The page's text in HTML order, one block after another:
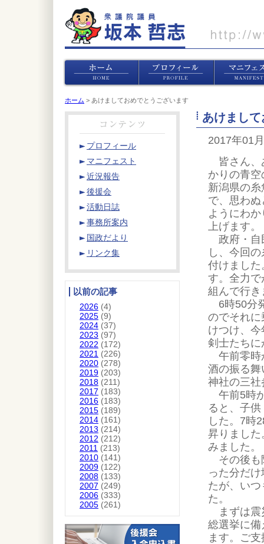
ホーム > あけましておめでとうございます
プロフィール
マニフェスト
近況報告
後援会
活動日誌
事務所案内
国政だより
リンク集
以前の記事
2026 (4)
2025 (9)
2024 (37)
2023 (97)
2022 (172)
2021 (226)
2020 (278)
2019 (203)
2018 (211)
2017 (183)
2016 (183)
2015 (189)
2014 (161)
2013 (214)
2012 (212)
2011 (213)
2010 (141)
2009 (122)
2008 (133)
2007 (249)
2006 (333)
2005 (261)
あけまし
2017年01
皆さん、
かりの青
新潟県の
で、思わ
ようにわ
上げます。
政府・自
し、今回
付けまし
す。全力
組んで行き
6時50分
のでそれ
けつけ、
剣士たち
午前零時
酒の振る
神社の三
午前5時
ると、子
した。7時
昇りまし
みました。
その後も
った分だ
たが、い
た。
まずは震
総選挙に
ます。ご